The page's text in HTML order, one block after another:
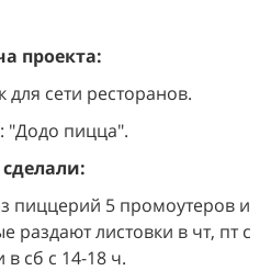
проекта:
для сети ресторанов.
"Додо пицца".
пиццерий 5 промоутеров и
раздают листовки в чт, пт с
в сб с 14-18 ч.